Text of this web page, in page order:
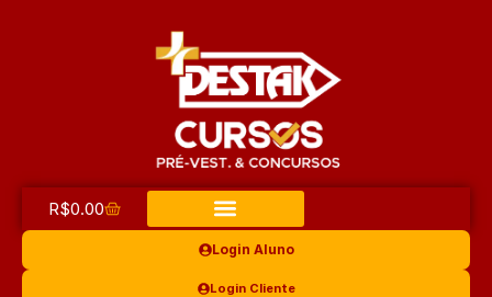
R$0.00
Login Aluno
Login Cliente